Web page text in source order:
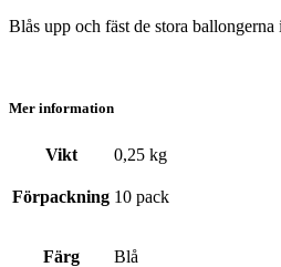
Blås upp och fäst de stora
Mer information
Vikt 0,25 kg
Förpackning 10 pack
Färg Blå